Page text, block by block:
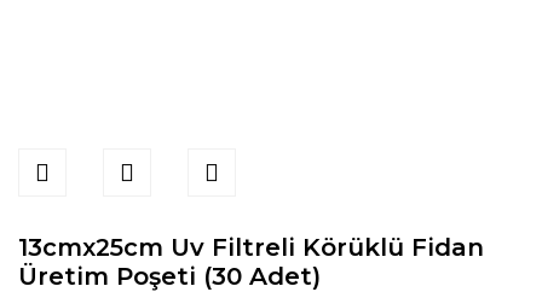
13cmx25cm Uv Filtreli Körüklü Fidan
Üretim Poşeti (30 Adet)